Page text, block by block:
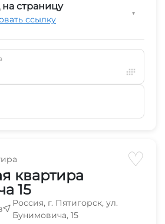
♡
квартира
15
Россия, г. Пятигорск, ул.
Бунимовича, 15
на страницу
ссылку
▼